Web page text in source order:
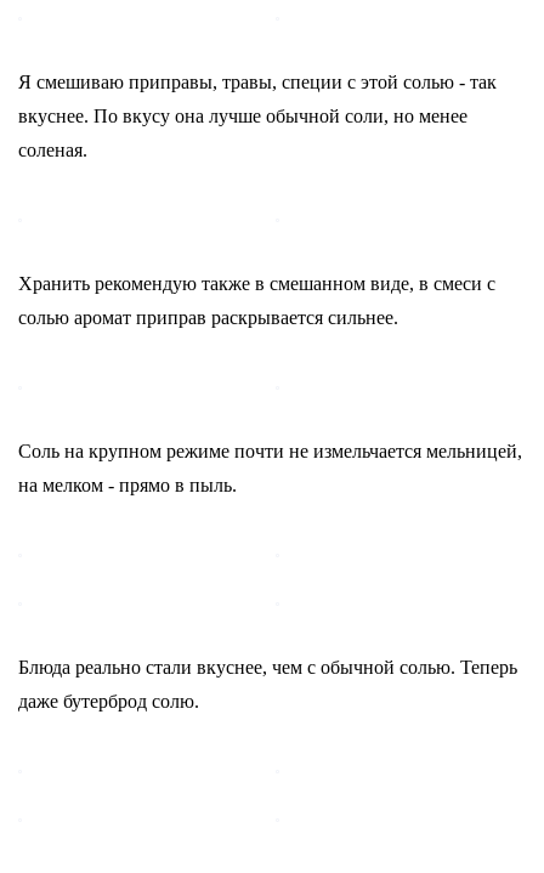
Я смешиваю приправы, травы, специи с этой солью - так
вкуснее. По вкусу она лучше обычной соли, но менее
соленая.
Хранить рекомендую также в смешанном виде, в смеси с
солью аромат приправ раскрывается сильнее.
Соль на крупном режиме почти не измельчается мельницей,
на мелком - прямо в пыль.
Блюда реально стали вкуснее, чем с обычной солью. Теперь
даже бутерброд солю.